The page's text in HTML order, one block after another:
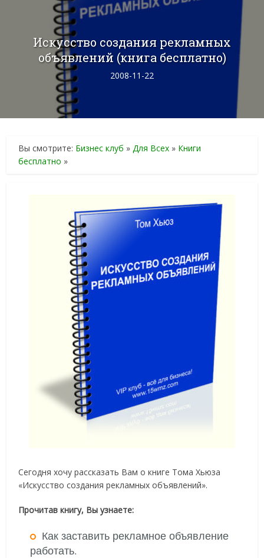
Искусство создания рекламных
объявлений (книга бесплатно)
2008-11-22
Вы смотрите: Бизнес клуб »Для Всех » Книги
бесплатно »
Сегодня хочу рассказать Вам о книге Тома Хьюза
«Искусство создания рекламных объявлений».
Прочитав книгу, Вы узнаете:
Как заставить рекламное объявление
работать.